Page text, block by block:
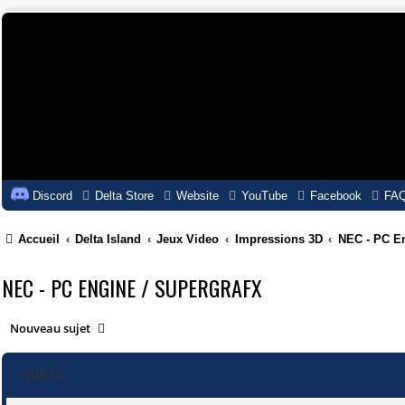
Discord Delta Store Website YouTube Facebook
Accueil Delta Island Jeux Video Impressions 3D NEC - PC
NEC - PC ENGINE / SUPERGRAFX
Nouveau sujet
SUJETS